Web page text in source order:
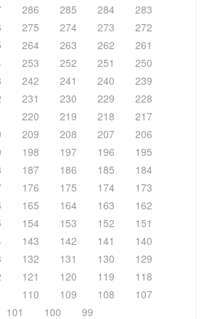
286 285 284
283
275 274 273
272
264 263 262
261
253 252 251
250
242 241 240
239
231 230 229
228
220 219 218
217
209 208 207
206
198 197 196
195
187 186 185
184
176 175 174
173
165 164 163
162
154 153 152
151
143 142 141
140
132 131 130
129
121 120 119
118
110 109 108
107
101
100 99